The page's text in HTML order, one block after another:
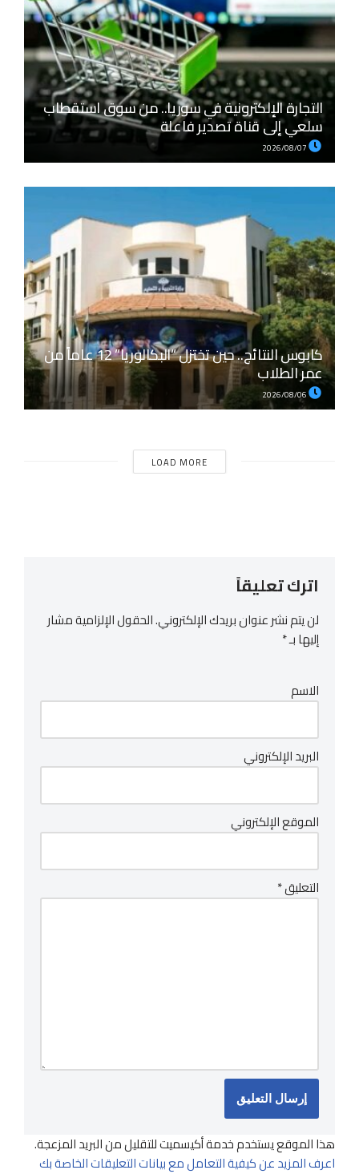
التجارة الإلكترونية في سوريا.. من سوق استقطاب
سلعي إلى قناة تصدير فاعلة
كابوس النتائج.. حين تختزل “البكالوريا” 12 عاماً من
عمر الطلاب
LOAD MORE
اترك تعليقاً
لن يتم نشر عنوان بريدك الإلكتروني.الحقول الإلزامية مشار
إليها بـ*
الاسم
البريد الإلكتروني
الموقع الإلكتروني
التعليق*
هذا الموقع يستخدم خدمة أكيسميت للتقليل من البريد المزعجة.
اعرف المزيد عن كيفية التعامل مع بيانات التعليقات الخاصة بك